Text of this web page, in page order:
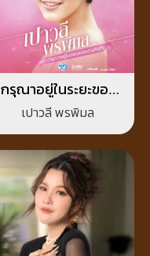
กรุณาอยู่ในระยะของ
ความคิดถึง
เปาวลี พรพิมล